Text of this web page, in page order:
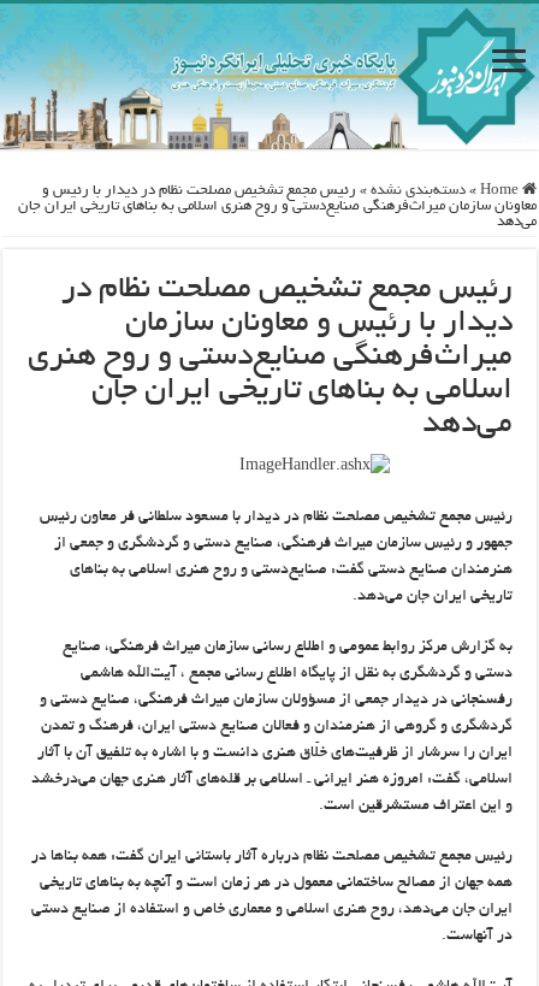
Home
» دسته‌بندی نشده » رئیس مجمع تشخیص مصلحت نظام در دیدار با رئیس و
معاونان سازمان میراث‌فرهنگی صنایع‌دستی و روح هنری اسلامی به بناهای تاریخی ایران جان
می‌دهد
رئیس مجمع تشخیص مصلحت نظام در
دیدار با رئیس و معاونان سازمان
میراث‌فرهنگی صنایع‌دستی و روح هنری
اسلامی به بناهای تاریخی ایران جان
می‌دهد
رئیس مجمع تشخیص مصلحت نظام در دیدار با مسعود سلطانی فر معاون رئیس
جمهور و رئیس سازمان میراث فرهنگی، صنایع دستی و گردشگری و جمعی از
هنرمندان صنایع دستی گفت: صنایع‌دستی و روح هنری اسلامی به بناهای
تاریخی ایران جان می‌دهد.
به گزارش مرکز روابط عمومی و اطلاع رسانی سازمان میراث فرهنگی، صنایع
دستی و گردشگری به نقل از پایگاه اطلاع رسانی مجمع ، آیت‌الله هاشمی
رفسنجانی در دیدار جمعی از مسؤولان سازمان میراث فرهنگی، صنایع دستی و
گردشگری و گروهی از هنرمندان و فعالان صنایع دستی ایران، فرهنگ و تمدن
ایران را سرشار از ظرفیت‌های خلّاق هنری دانست و با اشاره به تلفیق آن با آثار
اسلامی، گفت: امروزه هنر ایرانی ـ اسلامی بر قله‌های آثار هنری جهان می‌درخشد
و این اعتراف مستشرقین است.
رئیس مجمع تشخیص مصلحت نظام درباره آثار باستانی ایران گفت: همه بناها در
همه جهان از مصالح ساختمانی معمول در هر زمان است و آنچه به بناهای تاریخی
ایران جان می‌دهد، روح هنری اسلامی و معماری خاص و استفاده از صنایع دستی
در آنهاست.